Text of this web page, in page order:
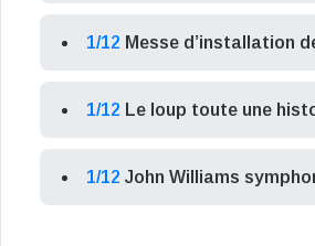
1/12 Messe d’installation
1/12 Le loup toute une
1/12 John Williams